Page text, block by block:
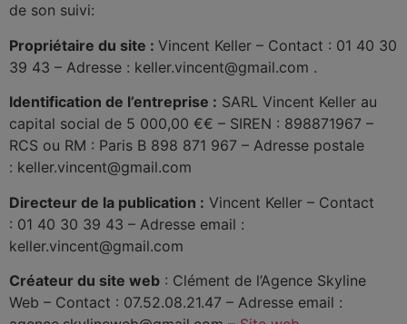
de son suivi:
Propriétaire du site : Vincent Keller – Contact : 01 40 30
39 43 – Adresse : keller.vincent@gmail.com .
Identification de l’entreprise : SARL Vincent Keller au
capital social de 5 000,00 €€ – SIREN : 898871967 –
RCS ou RM : Paris B 898 871 967 – Adresse postale
: keller.vincent@gmail.com
Directeur de la publication : Vincent Keller – Contact
: 01 40 30 39 43 – Adresse email :
keller.vincent@gmail.com
Créateur du site web : Clément de l’Agence Skyline
Web – Contact : 07.52.08.21.47 – Adresse email :